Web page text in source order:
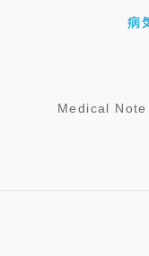
病
Medical Note